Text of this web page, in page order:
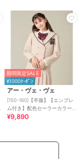
期間限定SALE
¥1000ｸｰﾎﾟﾝ
アー・ヴェ・ヴェ
[150-160]【卒服】【エンブレ
ム付き】配色セーラーカラー
ジャケット
¥9,890